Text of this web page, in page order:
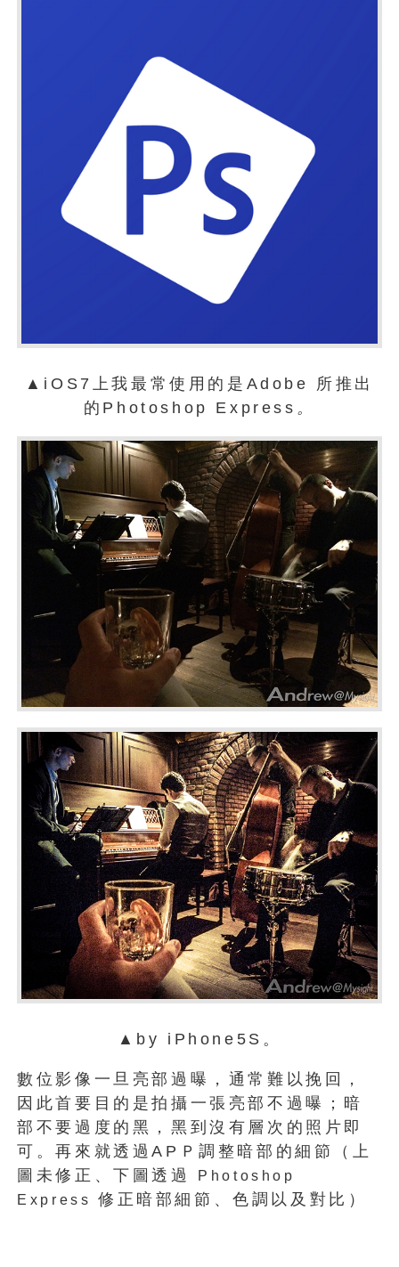
▲iOS7上我最常使用的是Adobe 所推出
的Photoshop Express 。
▲by iPhone5S。
數位影像一旦亮部過曝，通常難以挽回，
因此首要目的是拍攝一張亮部不過曝；暗
部不要過度的黑，黑到沒有層次的照片即
可。再來就透過APＰ調整暗部的細節（上
圖未修正、下圖透過
Photoshop
Express 修正暗部細節、色調以及對比）